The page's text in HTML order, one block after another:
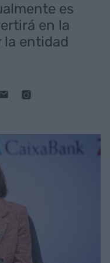
es
en la
la entidad